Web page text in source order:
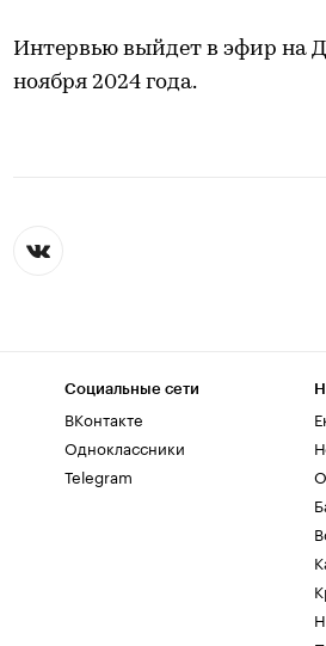
Интервью выйдет в эфир на
ноября 2024 года.
Социальные сети
ВКонтакте
Одноклассники
Telegram